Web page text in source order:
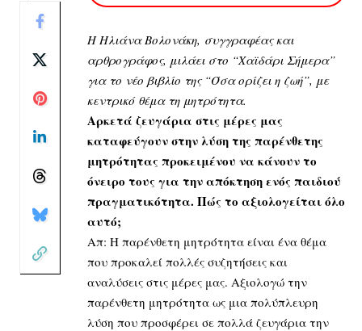
Η Ηλιάνα Βολονάκη, συγγραφέας και
αρθρογράφος, μιλάει στο “Χαϊδάρι Σήμερα”
για το νέο βιβλίο της “Όσα ορίζει η ζωή”, με
κεντρικό θέμα τη μητρότητα.
Αρκετά ζευγάρια στις μέρες μας
καταφεύγουν στην λύση της παρένθετης
μητρότητας προκειμένου να κάνουν το
όνειρο τους για την απόκτηση ενός παιδιού
πραγματικότητα. Πώς το αξιολογείται όλο
αυτό;
Απ: Η παρένθετη μητρότητα είναι ένα θέμα
που προκαλεί πολλές συζητήσεις και
αναλύσεις στις μέρες μας. Αξιολογώ την
παρένθετη μητρότητα ως μια πολύπλευρη
λύση που προσφέρει σε πολλά ζευγάρια την